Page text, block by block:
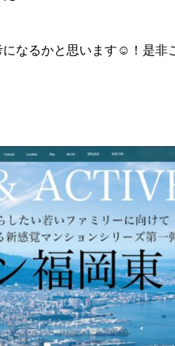
なるかと思います☺！是非